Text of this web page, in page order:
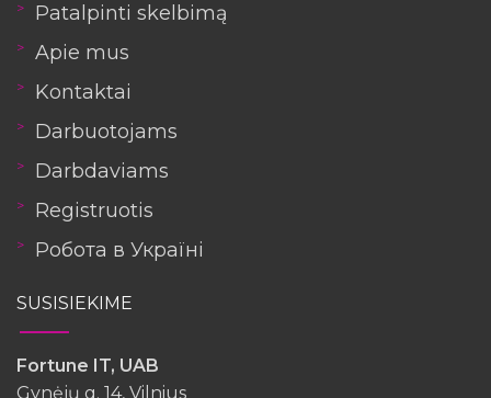
Patalpinti skelbimą
Apie mus
Kontaktai
Darbuotojams
Darbdaviams
Registruotis
Робота в Україні
SUSISIEKIME
Fortune IT, UAB
Gynėjų g. 14, Vilnius